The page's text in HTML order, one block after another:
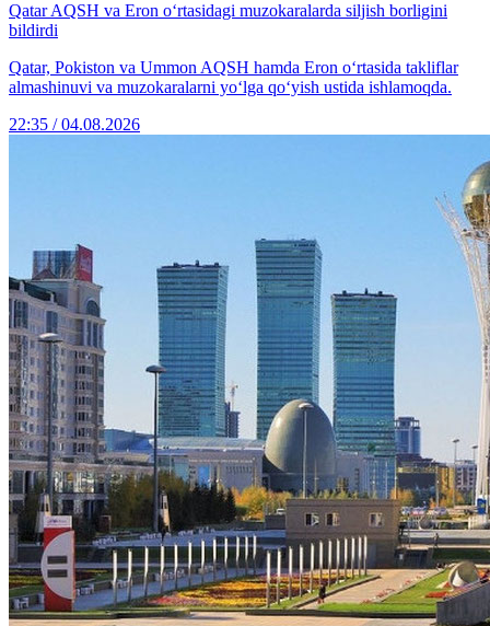
Qatar AQSH va Eron o‘rtasidagi muzokaralarda siljish borligini
bildirdi
Qatar, Pokiston va Ummon AQSH hamda Eron o‘rtasida takliflar
almashinuvi va muzokaralarni yo‘lga qo‘yish ustida ishlamoqda.
22:35 / 04.08.2026